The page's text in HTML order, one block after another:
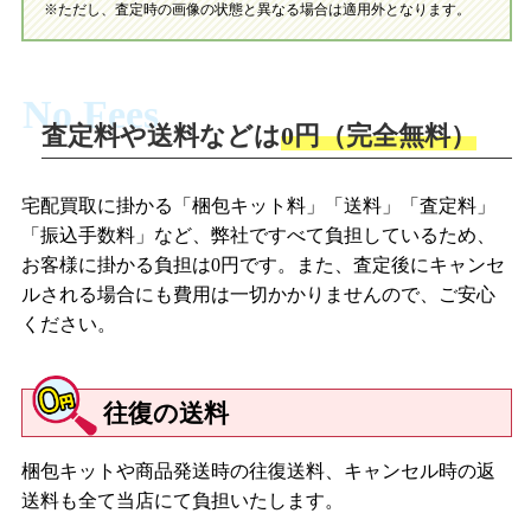
※ただし、査定時の画像の状態と異なる場合は適用外となります。
No Fees
査定料や送料などは0円（完全無料）
宅配買取に掛かる「梱包キット料」「送料」「査定料」
「振込手数料」など、弊社ですべて負担しているため、
お客様に掛かる負担は0円です。また、査定後にキャンセ
ルされる場合にも費用は一切かかりませんので、ご安心
ください。
往復の送料
梱包キットや商品発送時の往復送料、キャンセル時の返
送料も全て当店にて負担いたします。